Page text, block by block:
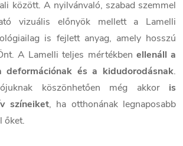
között. A nyilvánvaló, szabad szemmel
vizuális előnyök mellett a Lamelli
is fejlett anyag, amely hosszú
A Lamelli teljes mértékben ellenáll a
deformációnak és a kidudorodásnak.
köszönhetően még akkor is
színeiket, ha otthonának legnaposabb
őket.